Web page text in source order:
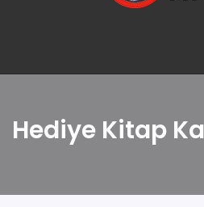
Hediye Kitap